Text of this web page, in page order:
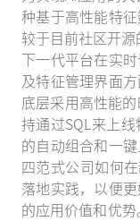
种基于高性能特
较于目前社区开
下一代平台在实
及特征管理界面
底层采用高性能
持通过SQL来上
的自动组合和一
四范式公司如何
落地实践，以便
的应用